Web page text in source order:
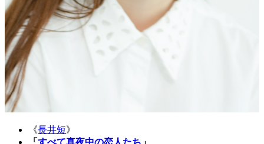
《長井短》
「 すべて真夜中の恋人たち 」